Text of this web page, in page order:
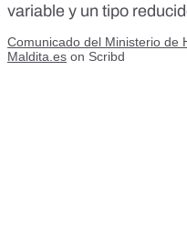
variable y un tipo
Comunicado del Ministerio de
Maldita.es on Scribd